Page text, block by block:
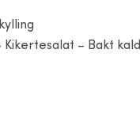
– Bakt